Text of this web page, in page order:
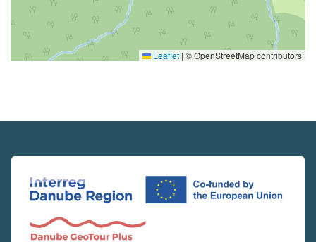
Leaflet | © OpenStreetMap contributors